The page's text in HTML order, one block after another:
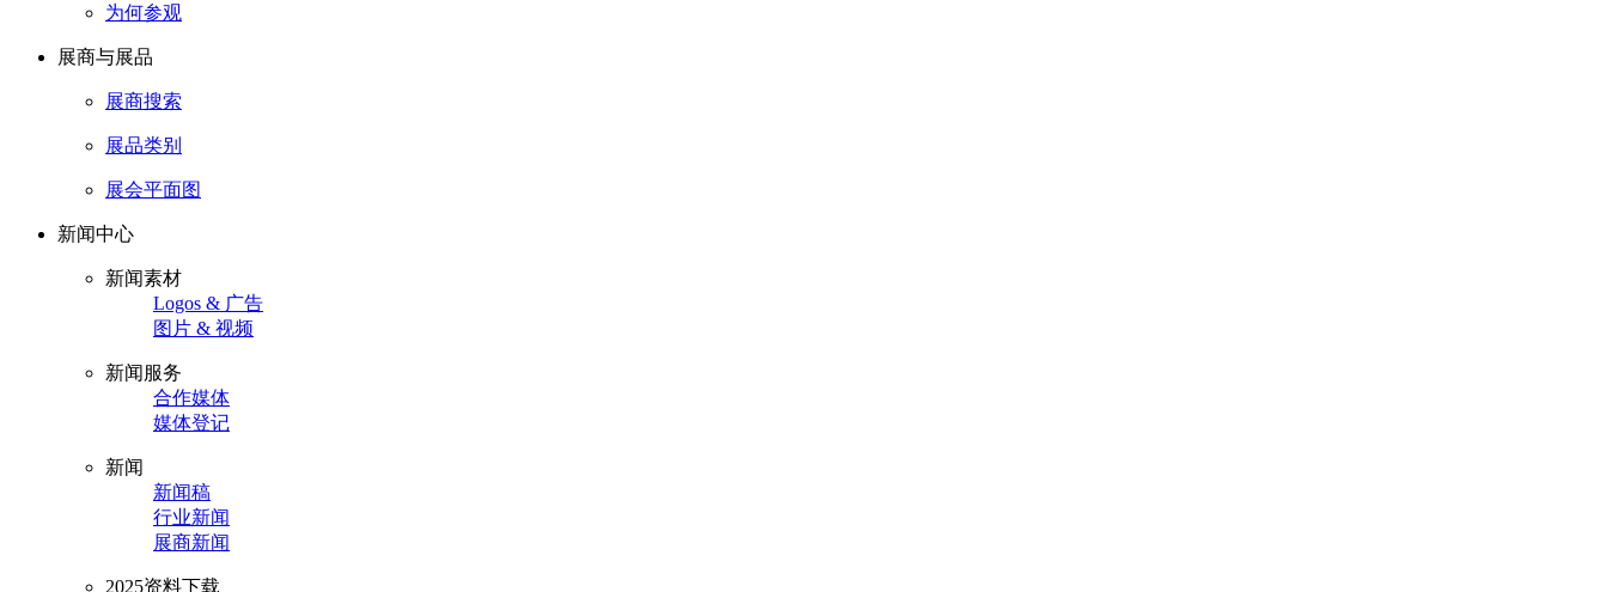
为何参观
展商与展品
展商搜索
展品类别
展会平面图
新闻中心
新闻素材
Logos & 广告
图片 & 视频
新闻服务
合作媒体
媒体登记
新闻
新闻稿
行业新闻
展商新闻
2025资料下载